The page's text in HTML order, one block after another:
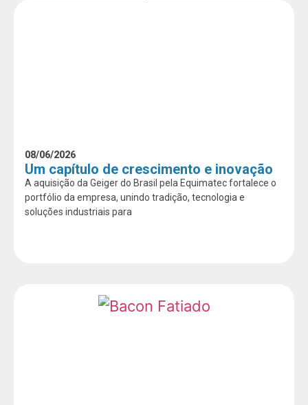
08/06/2026
Um capítulo de crescimento e inovação
A aquisição da Geiger do Brasil pela Equimatec fortalece o
portfólio da empresa, unindo tradição, tecnologia e
soluções industriais para